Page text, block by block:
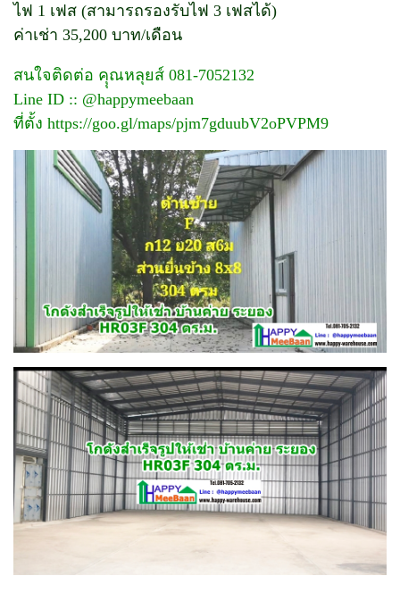
ไฟ 1 เฟส (สามารถรองรับไฟ 3 เฟสได้)
ค่าเช่า 35,200 บาท/เดือน
สนใจติดต่อ คุุณหลุยส์ 081-7052132
Line ID :: @happymeebaan
ที่ตั้ง https://goo.gl/maps/pjm7gduubV2oPVPM9